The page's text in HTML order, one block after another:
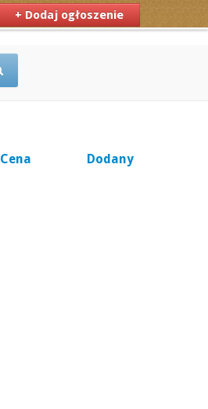
+ Dodaj ogłoszenie
Cena Dodany